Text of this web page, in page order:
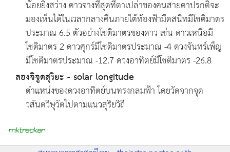
น้อยยิ่งสว่าง ดาวจางที่สุดที่ตาเปล่าของคนสายตาปรกติจะ
มองเห็นได้ในเวลากลางคืนภายใต้ท้องฟ้ามืดสนิทมีโชติมาตร
ประมาณ 6.5 ตัวอย่างโชติมาตรของดาว เช่น ดาวเหนือมี
โชติมาตร 2 ดาวศุกร์มีโชติมาตรประมาณ -4 ดวงจันทร์เพ็ญ
มีโชติมาตรประมาณ -12.7 ดวงอาทิตย์มีโชติมาตร -26.8
ลองจิจูดสุริยะ - solar longitude
ตำแหน่งของดวงอาทิตย์บนทรงกลมฟ้า โดยวัดจากจุด
วสันตวิษุวัตไปตามแนวสุริยวิถี